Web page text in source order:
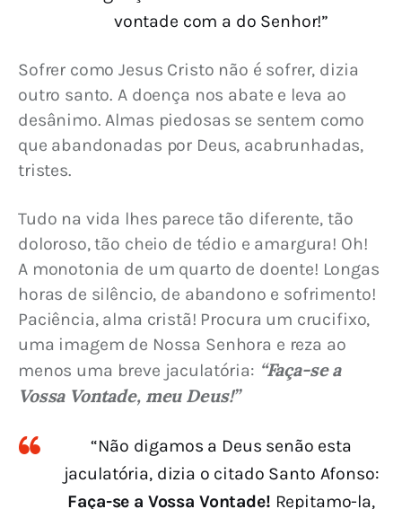
vontade com a do Senhor!”
Sofrer como Jesus Cristo não é sofrer, dizia
outro santo. A doença nos abate e leva ao
desânimo. Almas piedosas se sentem como
que abandonadas por Deus, acabrunhadas,
tristes.
Tudo na vida lhes parece tão diferente, tão
doloroso, tão cheio de tédio e amargura! Oh!
A monotonia de um quarto de doente! Longas
horas de silêncio, de abandono e sofrimento!
Paciência, alma cristã! Procura um crucifixo,
uma imagem de Nossa Senhora e reza ao
menos uma breve jaculatória: “Faça-se a
Vossa Vontade, meu Deus!”
“Não digamos a Deus senão esta
jaculatória, dizia o citado Santo Afonso:
Faça-se a Vossa Vontade! Repitamo-la,